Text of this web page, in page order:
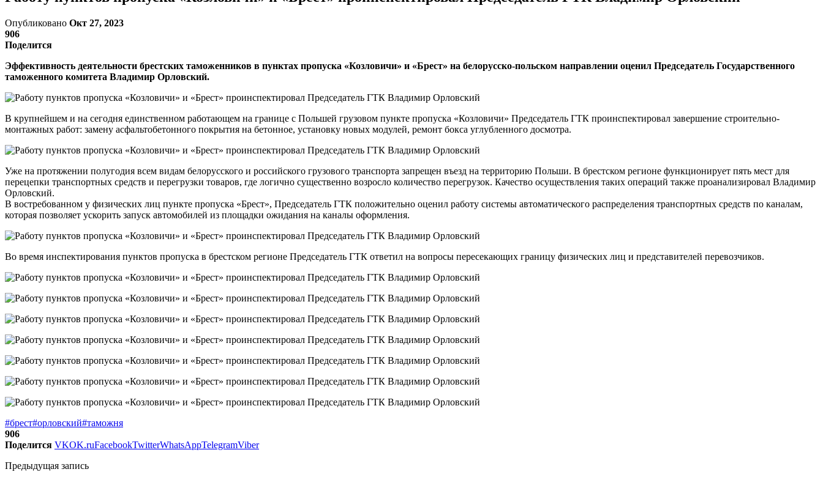
Опубликовано Окт 27, 2023
906
Поделится
Эффективность деятельности брестских таможенников в пунктах пропуска «Козловичи» и «Брест» на белорусско-польском направлении оценил Председатель Государственного
таможенного комитета Владимир Орловский.
В крупнейшем и на сегодня единственном работающем на границе с Польшей грузовом пункте пропуска «Козловичи» Председатель ГТК проинспектировал завершение строительно-
монтажных работ: замену асфальтобетонного покрытия на бетонное, установку новых модулей, ремонт бокса углубленного досмотра.
Уже на протяжении полугодия всем видам белорусского и российского грузового транспорта запрещен въезд на территорию Польши. В брестском регионе функционирует пять мест для
перецепки транспортных средств и перегрузки товаров, где логично существенно возросло количество перегрузок. Качество осуществления таких операций также проанализировал Владимир
Орловский.
В востребованном у физических лиц пункте пропуска «Брест», Председатель ГТК положительно оценил работу системы автоматического распределения транспортных средств по каналам,
которая позволяет ускорить запуск автомобилей из площадки ожидания на каналы оформления.
Во время инспектирования пунктов пропуска в брестском регионе Председатель ГТК ответил на вопросы пересекающих границу физических лиц и представителей перевозчиков.
#брест#орловский#таможня
906
Поделится VKOK.ruFacebookTwitterWhatsAppTelegramViber
Предыдущая запись